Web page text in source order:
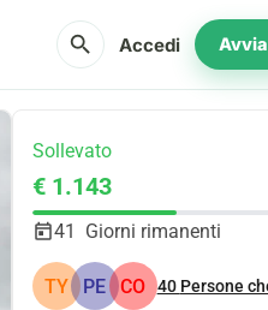
search Accedi
Sollevato
€ 1.143
41 Giorni rimanenti
TY PE CO 40 Persone